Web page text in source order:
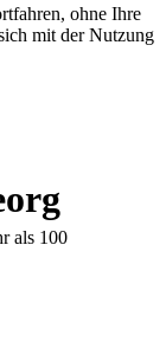
ohne Ihre
mit der Nutzung
als 100